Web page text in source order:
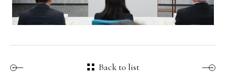
Back to list